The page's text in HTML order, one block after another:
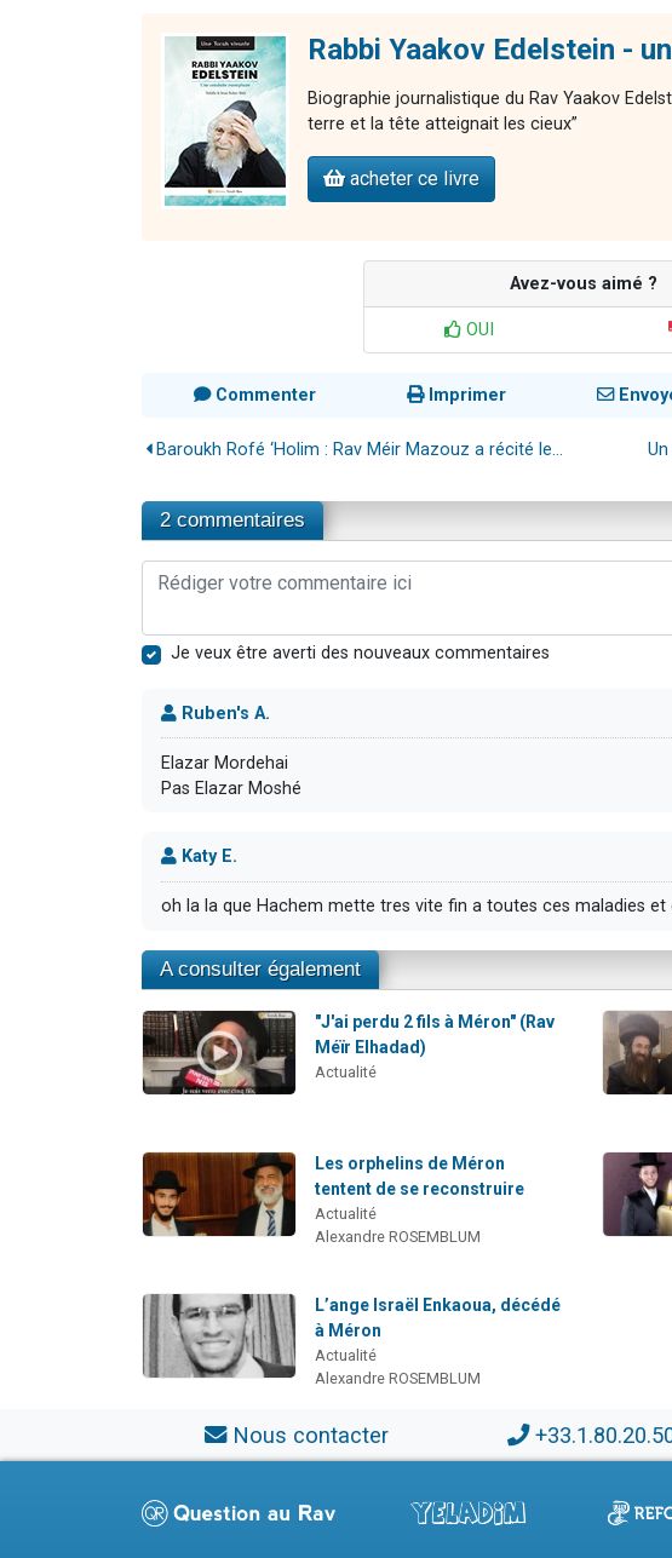
Rabbi Yaakov Edelstein -
Biographie journalistique du Rav Yaakov
terre et la tête atteignait les cieux”
acheter ce livre
Avez-vous aimé ?
OUI
Commenter Imprimer
Baroukh Rofé ‘Holim : Rav Méir Mazouz a récité le...
2 commentaires
Je veux être averti des nouveaux commentaires
Ruben's A.
Elazar Mordehai
Pas Elazar Moshé
Katy E.
oh la la que Hachem mette tres vite fin a toutes ces maladies et
A consulter également
"J'ai perdu 2 fils à Méron" (Rav
Méïr Elhadad)
Actualité
Les orphelins de Méron
tentent de se reconstruire
Actualité
Alexandre ROSEMBLUM
L’ange Israël Enkaoua, décédé
à Méron
Actualité
Alexandre ROSEMBLUM
Nous contacter